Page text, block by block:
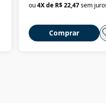
ou4X de R$ 22,47sem
Comprar